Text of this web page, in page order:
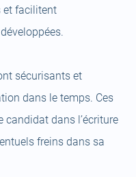
et facilitent
sécurisants et
dans le temps. Ces
candidat dans l’écriture
freins dans sa